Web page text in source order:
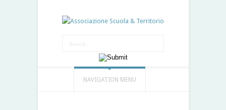
NAVIGATION MENU